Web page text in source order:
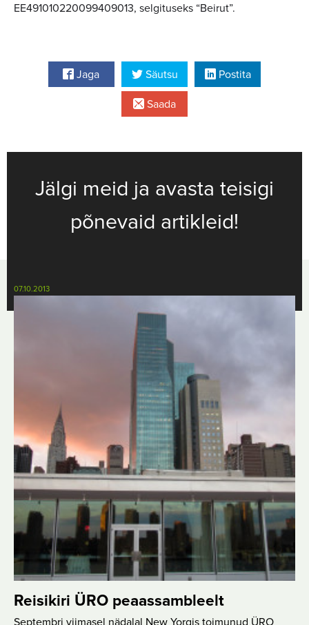
EE491010220099409013, selgituseks “Beirut”.
Jaga Säutsu Postita
Saada
Jälgi meid ja avasta teisigi
põnevaid artikleid!
07.10.2013
Reisikiri ÜRO peaassambleelt
Septembri viimasel nädalal New Yorgis toimunud ÜRO